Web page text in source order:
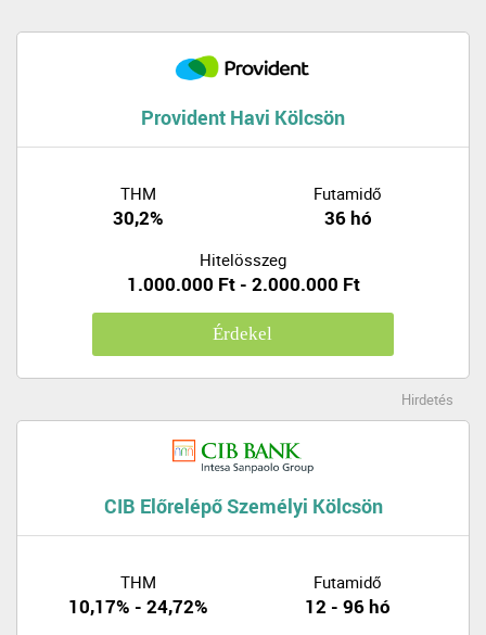
Provident Havi Kölcsön
THM
30,2%
Futamidő
36 hó
Hitelösszeg
1.000.000 Ft - 2.000.000 Ft
Érdekel
Hirdetés
CIB Előrelépő Személyi Kölcsön
THM
10,17% - 24,72%
Futamidő
12 - 96 hó